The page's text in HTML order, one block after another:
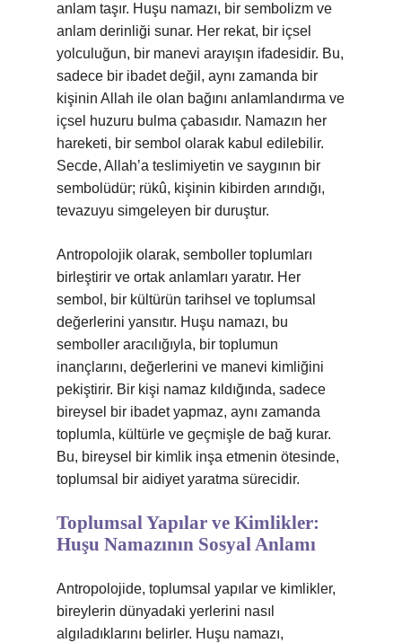
anlam taşır. Huşu namazı, bir sembolizm ve
anlam derinliği sunar. Her rekat, bir içsel
yolculuğun, bir manevi arayışın ifadesidir. Bu,
sadece bir ibadet değil, aynı zamanda bir
kişinin Allah ile olan bağını anlamlandırma ve
içsel huzuru bulma çabasıdır. Namazın her
hareketi, bir sembol olarak kabul edilebilir.
Secde, Allah’a teslimiyetin ve saygının bir
sembolüdür; rükû, kişinin kibirden arındığı,
tevazuyu simgeleyen bir duruştur.
Antropolojik olarak, semboller toplumları
birleştirir ve ortak anlamları yaratır. Her
sembol, bir kültürün tarihsel ve toplumsal
değerlerini yansıtır. Huşu namazı, bu
semboller aracılığıyla, bir toplumun
inançlarını, değerlerini ve manevi kimliğini
pekiştirir. Bir kişi namaz kıldığında, sadece
bireysel bir ibadet yapmaz, aynı zamanda
toplumla, kültürle ve geçmişle de bağ kurar.
Bu, bireysel bir kimlik inşa etmenin ötesinde,
toplumsal bir aidiyet yaratma sürecidir.
Toplumsal Yapılar ve Kimlikler:
Huşu Namazının Sosyal Anlamı
Antropolojide, toplumsal yapılar ve kimlikler,
bireylerin dünyadaki yerlerini nasıl
algıladıklarını belirler. Huşu namazı,